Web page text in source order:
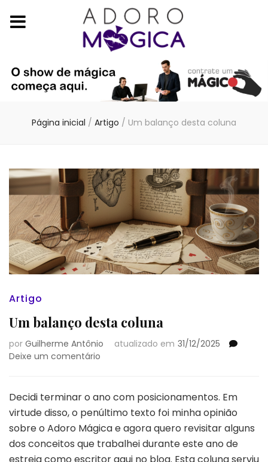
Página inicial / Artigo / Um balanço desta coluna
Artigo
Um balanço desta coluna
por Guilherme Antônio atualizado em 31/12/2025
Deixe um comentário
desta
coluna
Decidi terminar o ano com posicionamentos. Em
virtude disso, o penúltimo texto foi minha opinião
sobre o Adoro Mágica e agora quero revisitar alguns
dos conceitos que trabalhei durante este ano de